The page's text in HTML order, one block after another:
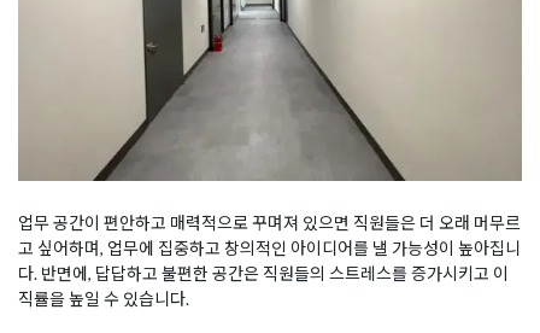
업무 공간이 편안하고 매력적으로 꾸며져 있으면 직원들은 더 오래 머무르
고 싶어하며, 업무에 집중하고 창의적인 아이디어를 낼 가능성이 높아집니
다. 반면에, 답답하고 불편한 공간은 직원들의 스트레스를 증가시키고 이
직률을 높일 수 있습니다.